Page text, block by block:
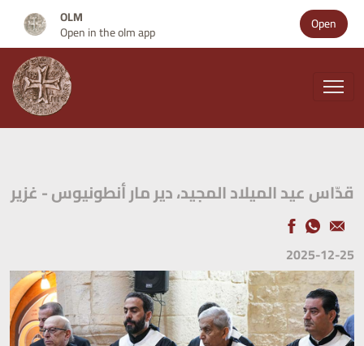
Open
OLM
Open in the olm app
قدّاس عيد الميلاد المجيد، دير مار أنطونيوس - غزير
2025-12-25